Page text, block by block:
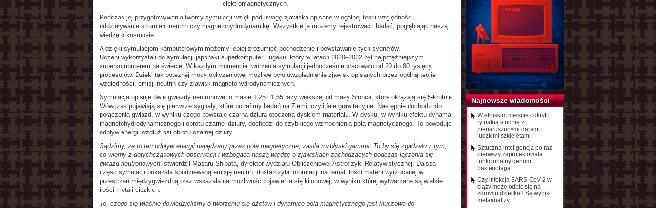
elektromagnetycznych.
Podczas jej przygotowywania twórcy symulacji wzięli pod uwagę zjawiska opisane w ogólnej teorii względności,
oddziaływanie strumieni neutrin czy magnetohydrodynamikę. Wszystkie je możemy rejestrować i badać, pogłębiając naszą
wiedzę o kosmosie.
A dzięki symulacjom komputerowym możemy lepiej zrozumieć pochodzenie i powstawanie tych sygnałów.
Uczeni wykorzystali do symulacji japoński superkomputer Fugaku, który w latach 2020–2022 był najpotężniejszym
superkomputerem na świecie. W każdym momencie tworzenia symulacji jednocześnie pracowało od 20 do 80 tysięcy
procesorów. Dzięki tak potężnej mocy obliczeniowej możliwe było uwzględnienie zjawisk opisanych przez ogólną teorię
względności, emisji neutrin czy zjawisk magnetohydrodynamicznych.
Symulacja opisuje dwie gwiazdy neutronowe, o masie 1,25 i 1,65 razy większej od masy Słońca, które okrążają się 5-krotnie.
Wówczas pojawiają się pierwsze sygnały, które potrafimy badań na Ziemi, czyli fale grawitacyjne. Następnie dochodzi do
połączenia gwiazd, w wyniku czego powstaje czarna dziura otoczona dyskiem materiału. W dysku, w wyniku efektu dynama
magnetohydrodynamicznego i obrotu czarnej dziury, dochodzi do szybkiego wzmocnienia pola magnetycznego. To powoduje
odpływ energii wzdłuż osi obrotu czarnej dziury.
Sądzimy, że to ten odpływ energii napędzany przez pole magnetyczne, zasila rozbłyski gamma. To by się zgadzało z tym,
co wiemy z dotychczasowych obserwacji i wzbogaca naszą wiedzę o zjawiskach zachodzących podczas łączenia się
gwiazd neutronowych, stwierdził Masaru Shibata, dyrektor wydziału Obliczeniowej Astrofizyki Relatywistycznej. Dalsza
część symulacji pokazała spodziewaną emisję neutrin, dostarczyła informacji na temat ilości materii wyrzucanej w
przestrzeń międzygwiezdną oraz wskazała na możliwość pojawienia się kilonowej, w wyniku której wytwarzane są wielkie
ilości metali ciężkich.
To, czego się właśnie dowiedzieliśmy o tworzeniu się dżetów i dynamice pola magnetycznego jest kluczowe do
Najnowsze wiadomości
W etruskim mieście odkryto
rytualną studnię z
nienaruszonymi darami i
ludzkimi szkieletami
Sztuczna inteligencja po raz
pierwszy zaprojektowała
funkcjonalny genom
bakteriofaga
Czy infekcja SARS-CoV-2 w
ciąży może odbić się na
zdrowiu dziecka? Są wyniki
metaanalizy